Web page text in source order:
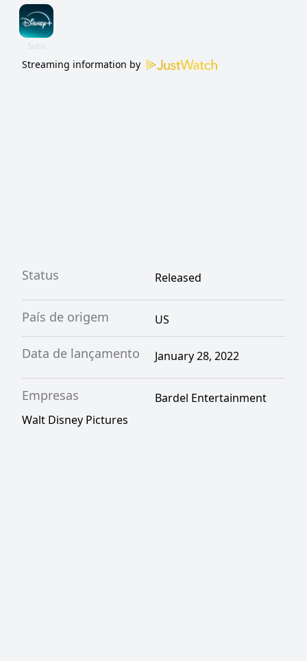
dinossauros, a doninha Buck Wild, para
enfrentar os dinossauros rebeldes do Mundo
Perdido.
Streaming information by
Status Released
País de origem US
Data de lançamento January 28, 2022
Empresas
Bardel Entertainment
Walt Disney Pictures